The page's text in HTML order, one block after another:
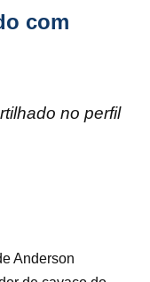
com
no perfil
Anderson